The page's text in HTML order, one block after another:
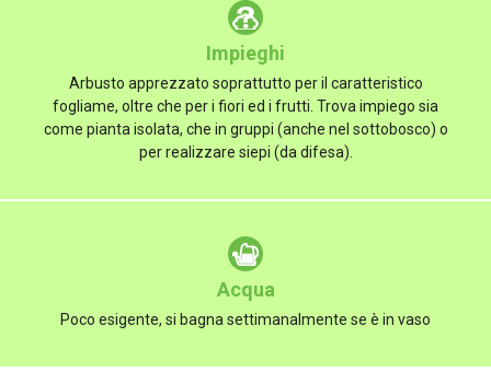
Impieghi
Arbusto apprezzato soprattutto per il caratteristico
fogliame, oltre che per i fiori ed i frutti. Trova impiego sia
come pianta isolata, che in gruppi (anche nel sottobosco) o
per realizzare siepi (da difesa).
Acqua
Poco esigente, si bagna settimanalmente se è in vaso